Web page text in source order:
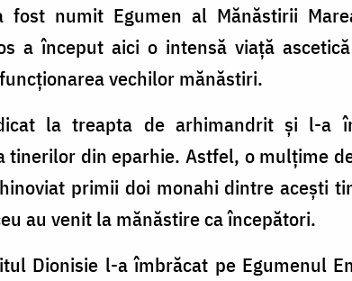
numit Egumen al Mănăstirii
a început aici o intensă viaţă
vechilor mănăstiri.
la treapta de arhimandrit şi l-a
tinerilor din eparhie. Astfel, o mulţime
primii doi monahi dintre aceşti
au venit la mănăstire ca începători.
Dionisie l-a îmbrăcat pe Egumenul